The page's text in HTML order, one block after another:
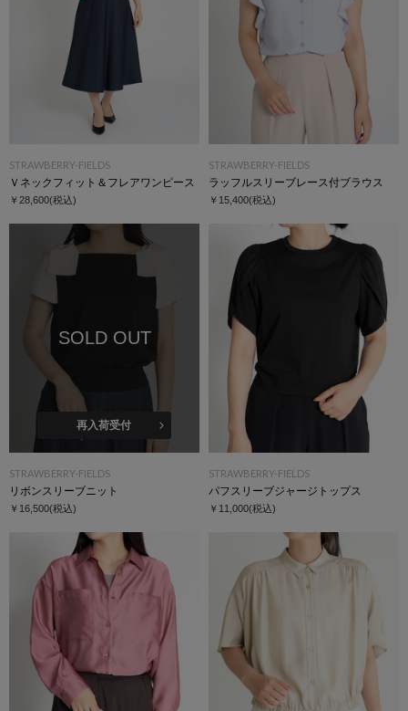
STRAWBERRY-FIELDS
Ｖネックフィット＆フレアワンピース
￥28,600(税込)
STRAWBERRY-FIELDS
ラッフルスリーブレース付ブラウス
￥15,400(税込)
SOLD OUT
再入荷受付
STRAWBERRY-FIELDS
リボンスリーブニット
￥16,500(税込)
STRAWBERRY-FIELDS
パフスリーブジャージトップス
￥11,000(税込)